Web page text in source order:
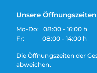
Unsere Öffnungszeiten
Mo-Do: 08:00 - 16:00 h
Fr: 08:00 - 14:00 h
Die Öffnungszeiten der
abweichen.